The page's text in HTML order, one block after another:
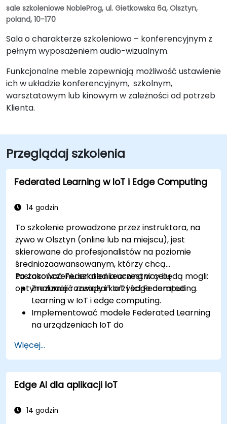
sale szkoleniowe NobleProg, ul. Gietkowska 6a, Olsztyn,
poland, 10-170
Sala o charakterze szkoleniowo – konferencyjnym z
pełnym wyposażeniem audio-wizualnym.
Funkcjonalne meble zapewniają możliwość ustawienie
ich w układzie konferencyjnym, szkolnym,
warsztatowym lub kinowym w zależności od potrzeb
Klienta.
Przeglądaj szkolenia
Federated Learning w IoT i Edge Computing
14 godzin
To szkolenie prowadzone przez instruktora, na
żywo w Olsztyn (online lub na miejscu), jest
skierowane do profesjonalistów na poziomie
średniozaawansowanym, którzy chcą
zastosować Federated Learning w celu
optymalizacji rozwiązań IoT i edge computing.
Po zakończeniu szkolenia uczestnicy będą mogli:
Zrozumieć zasady i korzyści Federated
Learning w IoT i edge computing.
Implementować modele Federated Learning
na urządzeniach IoT do
Zmniejszać opóźnienia i poprawiać
podejmowanie decyzji w czasie rzeczywistym
w środowiskach edge computing.
Rozwiązywać problemy związane z
w systemach IoT.
Więcej...
Edge AI dla aplikacji IoT
14 godzin